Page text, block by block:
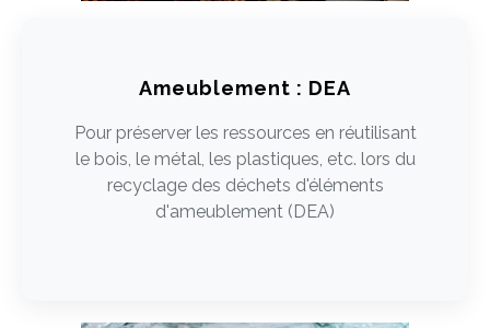
Ameublement : DEA
Pour préserver les ressources en réutilisant
le bois, le métal, les plastiques, etc. lors du
recyclage des déchets d'éléments
d'ameublement (DEA)